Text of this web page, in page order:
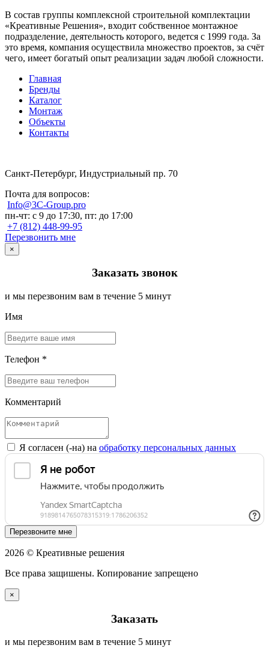
В состав группы комплексной строительной комплектации
«Креативные Решения», входит собственное монтажное
подразделение, деятельность которого, ведется с 1999 года. За
это время, компания осуществила множество проектов, за счёт
чего, имеет богатый опыт реализации задач любой сложности.
Главная
Бренды
Каталог
Монтаж
Объекты
Контакты
Санкт-Петербург, Индустриальный пр. 70
Почта для вопросов:
Info@3C-Group.pro
пн-чт: с 9 до 17:30, пт: до 17:00
+7 (812) 448-99-95
Перезвонить мне
×
Заказать звонок
и мы перезвоним вам в течение 5 минут
Имя
Телефон *
Комментарий
Я согласен (-на) на обработку персональных данных
Перезвоните мне
2026 © Креативные решения
Все права защишены. Копирование запрещено
×
Заказать
и мы перезвоним вам в течение 5 минут